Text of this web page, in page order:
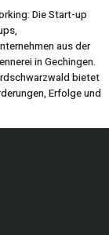
Die Start-up
aus der
in Gechingen.
bietet
Erfolge und